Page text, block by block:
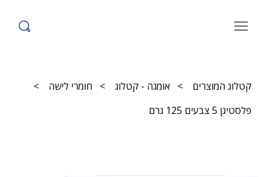
קטלוג המוצרים > אומגה - קטלוג > חומרי לישה
>
פלסטיגן 5 צבעים 125 גרם